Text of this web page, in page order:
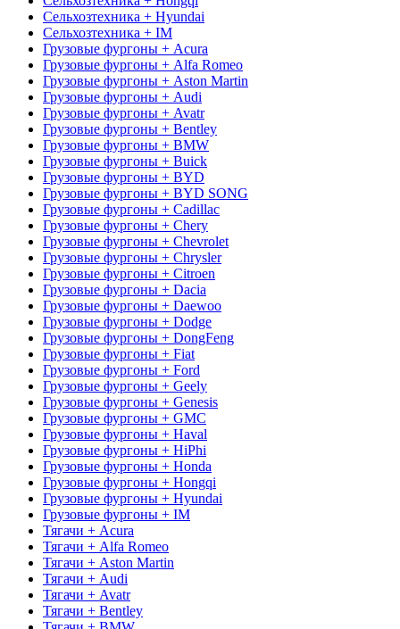
Сельхозтехника + Hyundai
Сельхозтехника + IM
Грузовые фургоны + Acura
Грузовые фургоны + Alfa Romeo
Грузовые фургоны + Aston Martin
Грузовые фургоны + Audi
Грузовые фургоны + Avatr
Грузовые фургоны + Bentley
Грузовые фургоны + BMW
Грузовые фургоны + Buick
Грузовые фургоны + BYD
Грузовые фургоны + BYD SONG
Грузовые фургоны + Cadillac
Грузовые фургоны + Chery
Грузовые фургоны + Chevrolet
Грузовые фургоны + Chrysler
Грузовые фургоны + Citroen
Грузовые фургоны + Dacia
Грузовые фургоны + Daewoo
Грузовые фургоны + Dodge
Грузовые фургоны + DongFeng
Грузовые фургоны + Fiat
Грузовые фургоны + Ford
Грузовые фургоны + Geely
Грузовые фургоны + Genesis
Грузовые фургоны + GMC
Грузовые фургоны + Haval
Грузовые фургоны + HiPhi
Грузовые фургоны + Honda
Грузовые фургоны + Hongqi
Грузовые фургоны + Hyundai
Грузовые фургоны + IM
Тягачи + Acura
Тягачи + Alfa Romeo
Тягачи + Aston Martin
Тягачи + Audi
Тягачи + Avatr
Тягачи + Bentley